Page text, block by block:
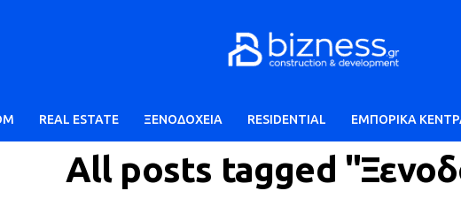
REAL ESTATE ΞΕΝΟΔΟΧΕΙΑ RESIDENTIAL ΕΜΠΟΡΙΚΑ
All posts tagged